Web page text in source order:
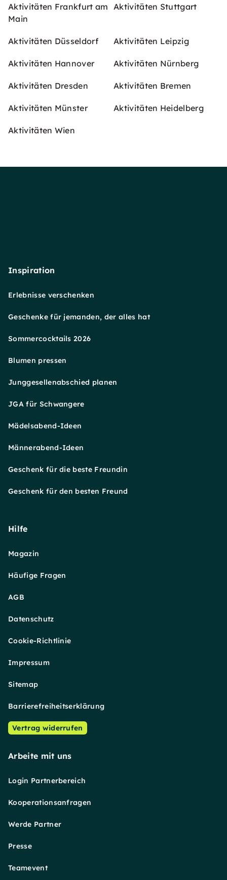
Aktivitäten Frankfurt am
Main
Aktivitäten Stuttgart
Aktivitäten Düsseldorf Aktivitäten Leipzig
Aktivitäten Hannover Aktivitäten Nürnberg
Aktivitäten Dresden Aktivitäten Bremen
Aktivitäten Münster Aktivitäten Heidelberg
Aktivitäten Wien
Inspiration
Erlebnisse verschenken
Geschenke für jemanden, der alles hat
Sommercocktails 2026
Blumen pressen
Junggesellenabschied planen
JGA für Schwangere
Mädelsabend-Ideen
Männerabend-Ideen
Geschenk für die beste Freundin
Geschenk für den besten Freund
Hilfe
Magazin
Häufige Fragen
AGB
Datenschutz
Cookie-Richtlinie
Impressum
Sitemap
Barrierefreiheitserklärung
Vertrag widerrufen
Arbeite mit uns
Login Partnerbereich
Kooperationsanfragen
Werde Partner
Presse
Teamevent